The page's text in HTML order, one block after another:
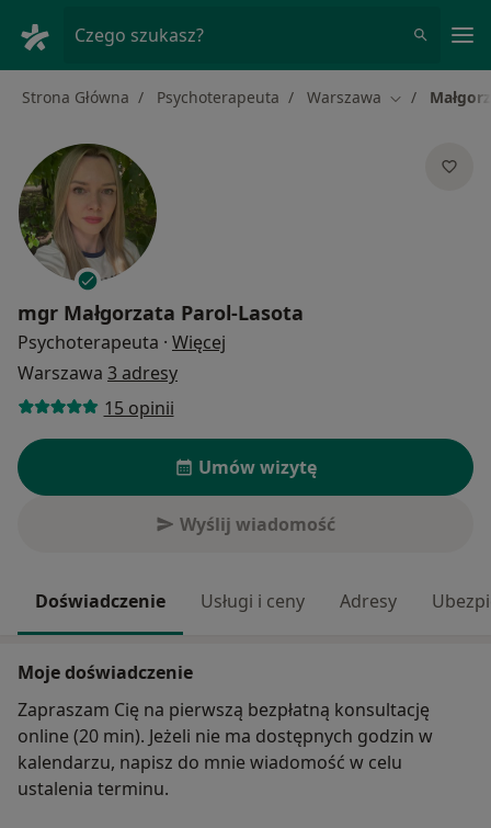
Czego szukasz?
Strona Główna Psychoterapeuta Warszawa Zmień miasto
mgr Małgorzata Parol-Lasota
Psychoterapeuta · Więcej
Warszawa 3 adresy
15 opinii
Umów wizytę
Wyślij wiadomość
Doświadczenie Usługi i ceny Adresy
Moje doświadczenie
Zapraszam Cię na pierwszą bezpłatną konsultację
online (20 min). Jeżeli nie ma dostępnych godzin w
kalendarzu, napisz do mnie wiadomość w celu
ustalenia terminu.